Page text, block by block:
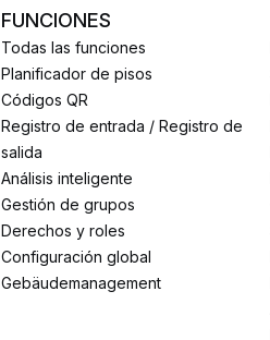
FUNCIONES
Todas las funciones
Planificador de pisos
Códigos QR
Registro de entrada / Registro de
salida
Análisis inteligente
Gestión de grupos
Derechos y roles
Configuración global
Gebäudemanagement